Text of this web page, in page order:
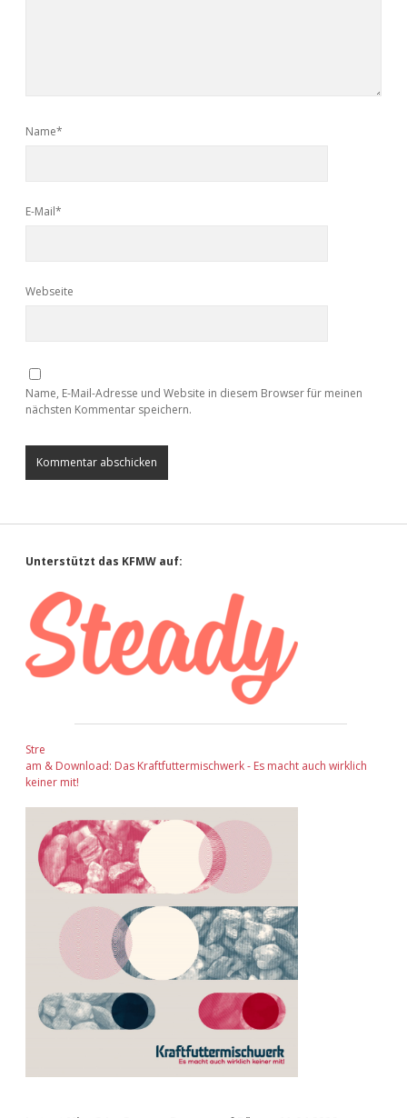
Name*
E-Mail*
Webseite
Name, E-Mail-Adresse und Website in diesem Browser für meinen
nächsten Kommentar speichern.
Sidebar
Unterstützt das KFMW auf:
Stre
am & Download: Das Kraftfuttermischwerk - Es macht auch wirklich
keiner mit!